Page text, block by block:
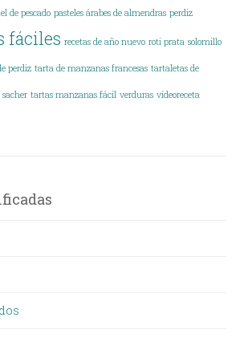
de pescado pasteles árabes de almendras perdiz
fáciles recetas de año nuevo roti prata solomillo
perdiz tarta de manzanas francesas tartaletas de
tartas manzanas fácil verduras vídeoreceta